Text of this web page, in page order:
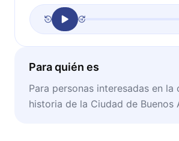
Para quién es
Para personas interesadas en la
historia de la Ciudad de Buenos